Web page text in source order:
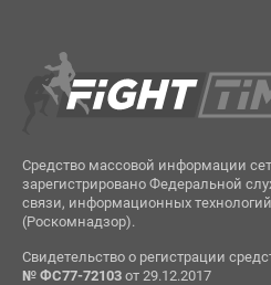
Средство массовой информации
зарегистрировано Федеральной
связи, информационных
(Роскомнадзор).
Свидетельство о регистрации
№ ФС77-72103от 29.12.2017